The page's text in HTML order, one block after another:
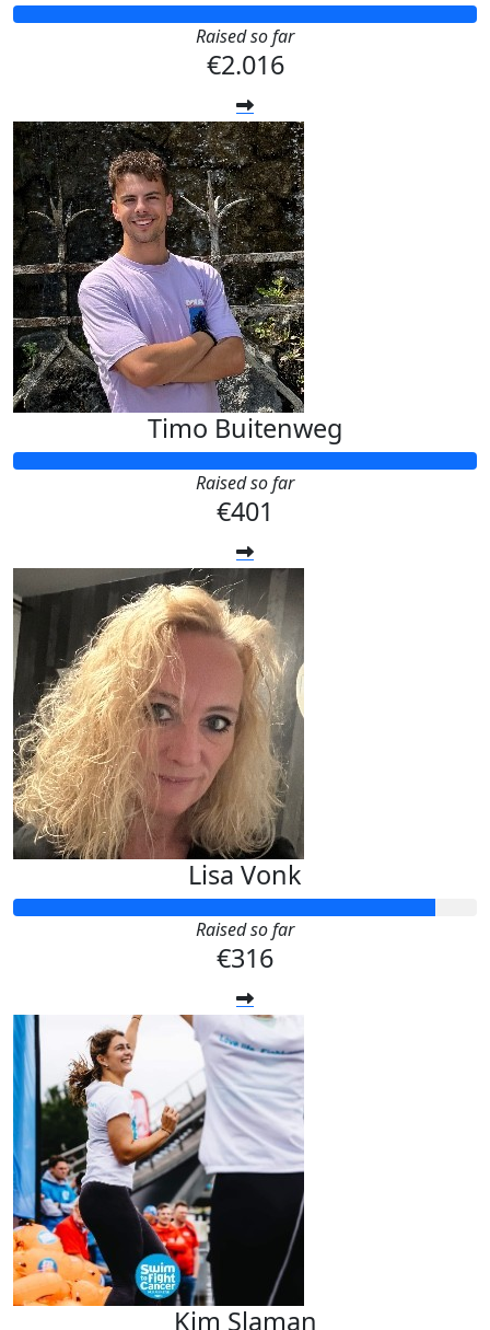
Raised so far
€2.016
Timo Buitenweg
Raised so far
€401
Lisa Vonk
Raised so far
€316
Kim Slaman